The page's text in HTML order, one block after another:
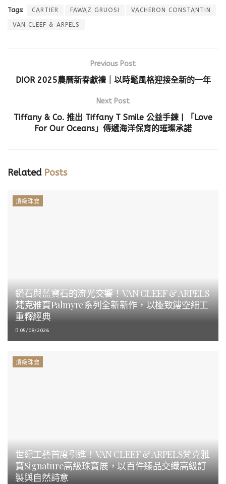
Tags: CARTIER FAWAZ GRUOSI VACHERON CONSTANTIN
VAN CLEEF & ARPELS
Previous Post
DIOR 2025農曆新春獻禮｜以時髦風格迎接全新的一年
Next Post
Tiffany & Co. 推出 Tiffany T Smile 公益手鍊 | 「Love
For Our Oceans」傳遞海洋保育的璀璨承諾
RelatedPosts
頂級珠寶
鑽石與藍寶石的流光交響！VAN CLEEF & ARPELS
梵克雅寶Palmyre系列全新新作，以極致鏤空細工
重釋經典
05/08/2026
頂級珠寶
世紀工藝首度引進！VAN CLEEF & ARPELS梵克雅
寶Signature高級珠寶展，以百件臻品交織高級訂
製與自然詩意